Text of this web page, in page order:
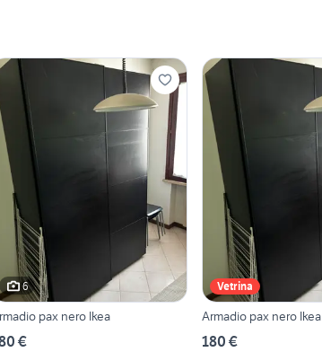
6
pax nero Ikea
€
Vetrina
Armadio pax nero Ikea
180 €